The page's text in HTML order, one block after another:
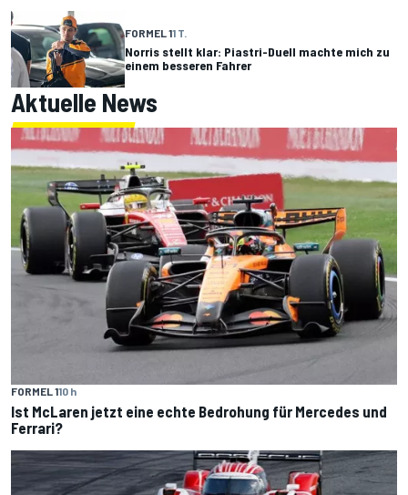
FORMEL 11 T.
Norris stellt klar: Piastri-Duell machte mich zu
einem besseren Fahrer
Aktuelle News
FORMEL 110 h
Ist McLaren jetzt eine echte Bedrohung für Mercedes und
Ferrari?